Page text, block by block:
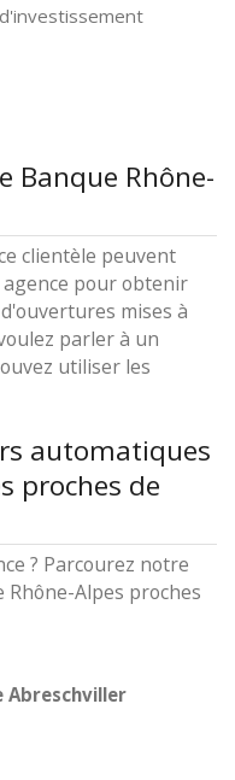
Banque Rhône-
clientèle peuvent
pour obtenir
mises à
parler à un
utiliser les
automatiques
proches de
? Parcourez notre
Rhône-Alpes proches
Abreschviller